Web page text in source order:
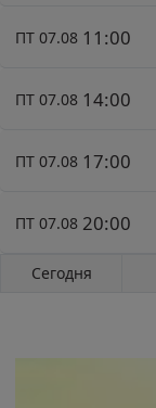
ПТ 07.08 11:00
ПТ 07.08 14:00
ПТ 07.08 17:00
ПТ 07.08 20:00
Сегодня